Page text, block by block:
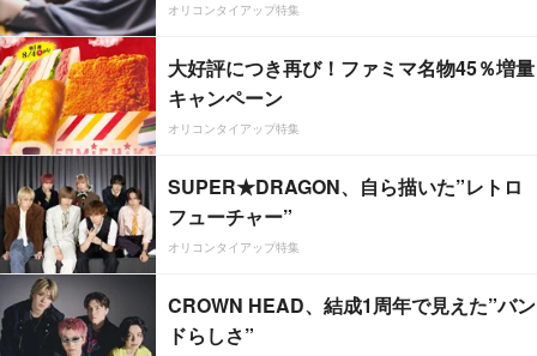
オリコンタイアップ特集
大好評につき再び！ファミマ名物45％増量
キャンペーン
オリコンタイアップ特集
SUPER★DRAGON、自ら描いた”レトロ
フューチャー”
オリコンタイアップ特集
CROWN HEAD、結成1周年で見えた”バン
ドらしさ”